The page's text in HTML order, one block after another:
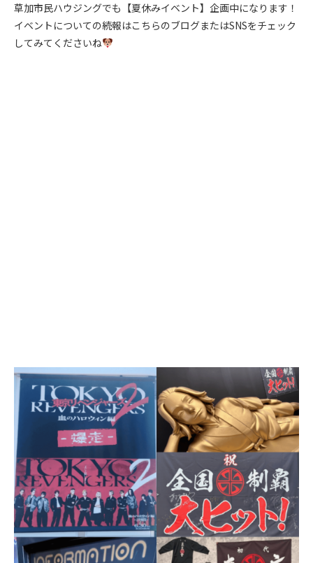
草加市民ハウジングでも【夏休みイベント】企画中になります！
イベントについての続報はこちらのブログまたはSNSをチェック
してみてくださいね